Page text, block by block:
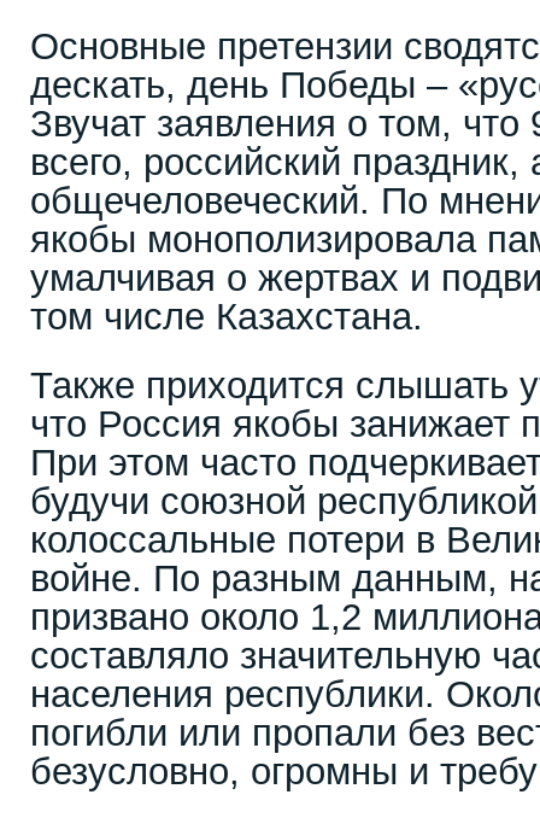
Основные претензии
дескать, день Победы –
Звучат заявления о том,
всего, российский праздник,
общечеловеческий. По
якобы монополизировала
умалчивая о жертвах и
том числе Казахстана.
Также приходится слышать
что Россия якобы занижает
При этом часто
будучи союзной
колоссальные потери в
войне. По разным данным,
призвано около 1,2
составляло значительную
населения республики.
погибли или пропали без
безусловно, огромны и